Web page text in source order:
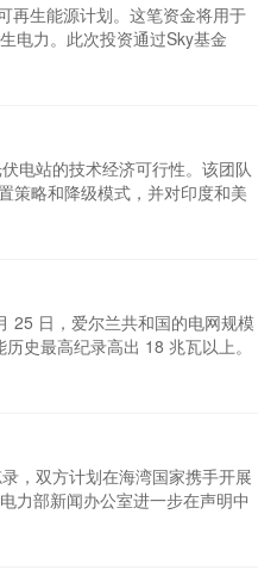
再生能源计划。这笔资金将用于
电力。此次投资通过Sky基金
Energy合作。这些太阳能发电
计划未来将总装机容量提
电站的技术经济可行性。该团队
策略和降级模式，并对印度和美
能是发电厂运营商利用现有组件
的某个模块内光伏组件的
25 日，爱尔兰共和国的电网规模
史最高纪录高出 18 兆瓦以上。
电池储能系统 (BESS) 也创下
。据 EirGrid 称，这 300MW
，双方计划在海湾国家携手开展
力部新闻办公室进一步在声明中
个装机容量为3000兆瓦的综合太
裁豁免政策，该政策自2018年